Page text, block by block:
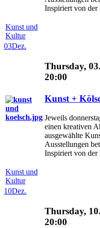
Inspiriert von der
Kunst und
Kultur
03Dez.
Thursday,
20:00
Kunst +
Jeweils
einen kreativen
ausgewählte
Ausstellungen
Inspiriert von der
Kunst und
Kultur
10Dez.
Thursday,
20:00